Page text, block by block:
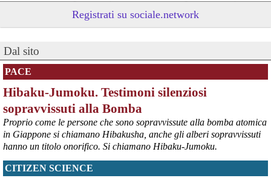
Vito Totire, portavoce RETE NAZIONALE LAVORO SICURO
#migranti #lavoratori #Marcinelle
@peacelink - 6/8/2026 21:53
Registrati su sociale.network
Dal sito
PACE
Hibaku-Jumoku. Testimoni silenziosi
sopravvissuti alla Bomba
Proprio come le persone che sono sopravvissute alla bomba atomica
in Giappone si chiamano Hibakusha, anche gli alberi sopravvissuti
hanno un titolo onorifico. Si chiamano Hibaku-Jumoku.
CITIZEN SCIENCE